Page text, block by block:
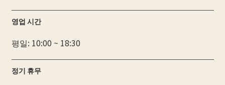
영업 시간
평일: 10:00 ~ 18:30
정기 휴무